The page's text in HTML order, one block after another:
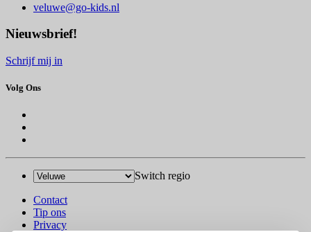
veluwe@go-kids.nl
Nieuwsbrief!
Schrijf mij in
Volg Ons
Switch regio
Contact
Tip ons
Privacy